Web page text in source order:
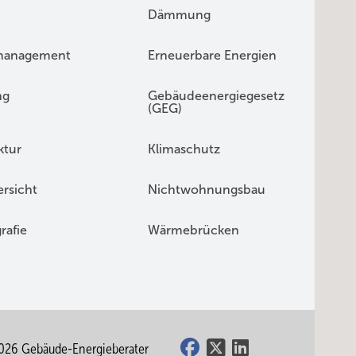
Dämmung
Erneuerbare Energien
Gebäudeenergiegesetz
(GEG)
Klimaschutz
Nichtwohnungsbau
Wärmebrücken
Gebäude-Energieberater